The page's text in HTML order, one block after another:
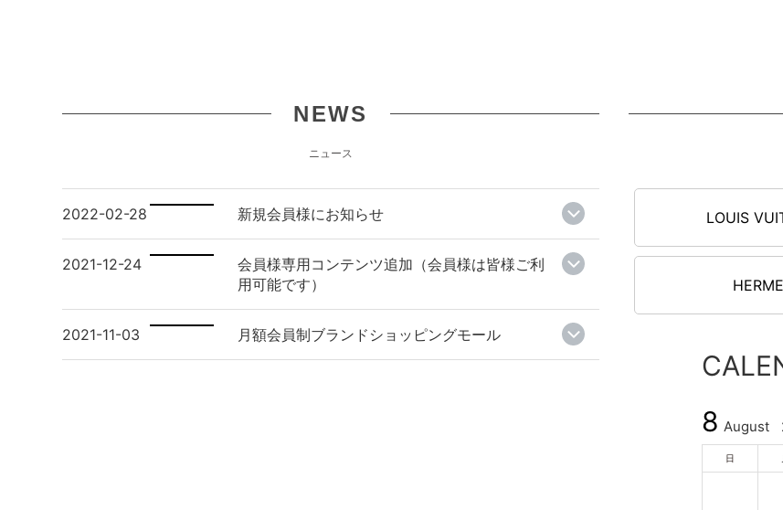
NEWS
ニュース
2022-02-28 新規会員様にお知らせ
2021-12-24
会員様専用コンテンツ追加（会員様は皆様ご利
用可能です）
2021-11-03 月額会員制ブランドショッピングモール
LOUIS
8 August
日